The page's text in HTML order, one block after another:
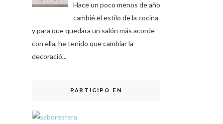
Hace un poco menos de año
cambié el estilo de la cocina
y para que quedara un salón más acorde
con ella, he tenido que cambiar la
decoració...
PARTICIPO EN